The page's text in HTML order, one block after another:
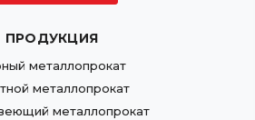
ПРОДУКЦИЯ
металлопрокат
металлопрокат
металлопрокат